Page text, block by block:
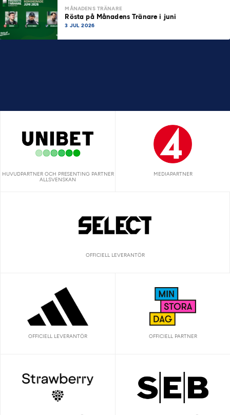
MÅNADENS TRÄNARE
Rösta på Månadens Tränare i juni
3 JUL 2026
HUVUDPARTNER OCH PRESENTING PARTNER
ALLSVENSKAN
MEDIAPARTNER
OFFICIELL LEVERANTÖR
OFFICIELL LEVERANTÖR OFFICIELL PARTNER